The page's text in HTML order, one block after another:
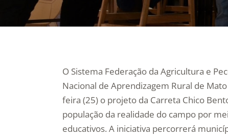
O Sistema Federação da Agricultura e
Nacional de Aprendizagem Rural de
feira (25) o projeto da Carreta Chico
população da realidade do campo por
educativos. A iniciativa percorrerá